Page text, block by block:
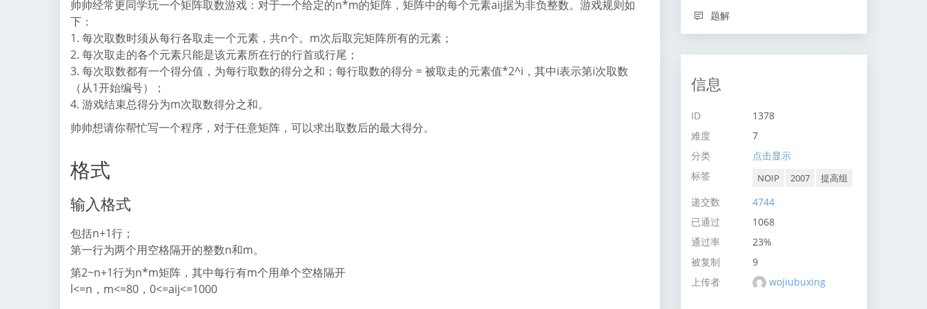
帅帅经常更同学玩一个矩阵取数游戏：对于一个给定的n*m的矩阵，矩阵中的每个元素aij据为非负整数。游戏规则如
下：
1. 每次取数时须从每行各取走一个元素，共n个。m次后取完矩阵所有的元素；
2. 每次取走的各个元素只能是该元素所在行的行首或行尾；
3. 每次取数都有一个得分值，为每行取数的得分之和；每行取数的得分 = 被取走的元素值*2^i，其中i表示第i次取数
（从1开始编号）；
4. 游戏结束总得分为m次取数得分之和。
帅帅想请你帮忙写一个程序，对于任意矩阵，可以求出取数后的最大得分。
格式
输入格式
包括n+1行；
第一行为两个用空格隔开的整数n和m。
第2~n+1行为n*m矩阵，其中每行有m个用单个空格隔开
l<=n，m<=80，0<=aij<=1000
题解
信息
ID
1378
难度
7
分类
点击显示
标签
NOIP 2007 提高组
递交数
4744
已通过
1068
通过率
23%
被复制
9
上传者
wojiubuxing